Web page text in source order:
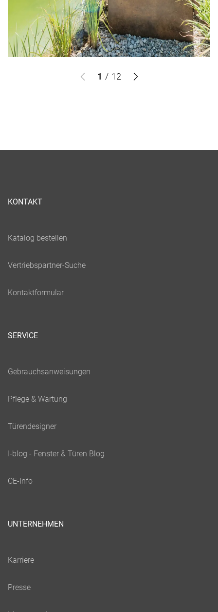
1 / 12
KONTAKT
SERVICE
UNTERNEHMEN